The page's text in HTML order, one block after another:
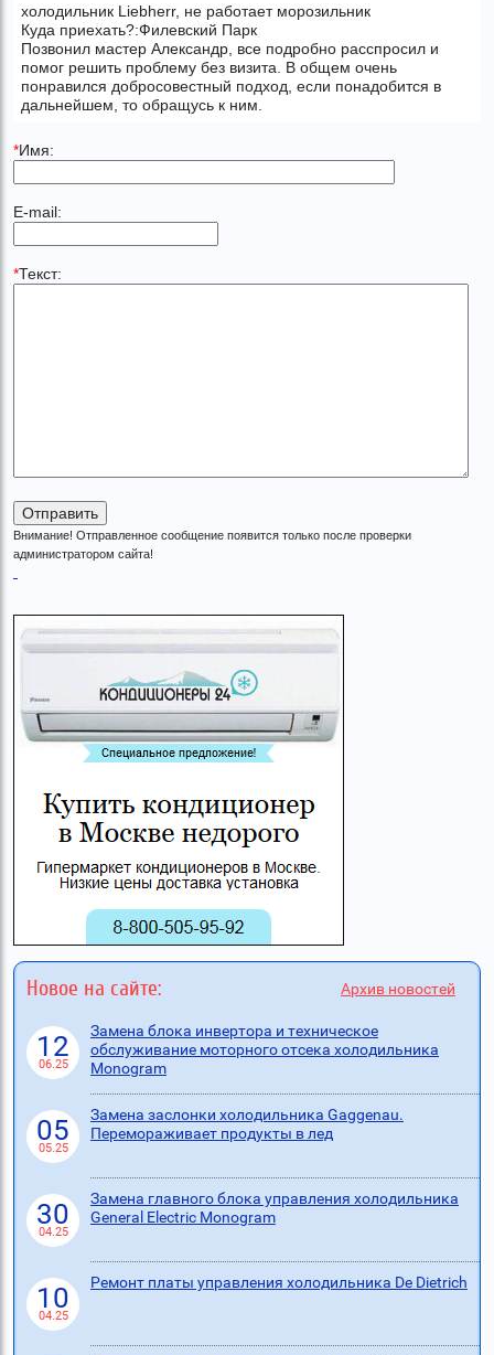
холодильник Liebherr, не работает морозильник
Куда приехать?:Филевский Парк
Позвонил мастер Александр, все подробно расспросил и
помог решить проблему без визита. В общем очень
понравился добросовестный подход, если понадобится в
дальнейшем, то обращусь к ним.
*Имя:
E-mail:
*Текст:
Внимание! Отправленное сообщение появится только после проверки
администратором сайта!
Новое на сайте: Архив новостей
12
06.25
Замена блока инвертора и техническое
обслуживание моторного отсека холодильника
Monogram
05
05.25
Замена заслонки холодильника Gaggenau.
Перемораживает продукты в лед
30
04.25
Замена главного блока управления холодильника
General Electric Monogram
10
04.25
Ремонт платы управления холодильника De Dietrich